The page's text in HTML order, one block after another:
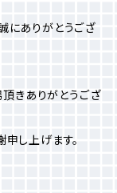
にありがとうござ
きありがとうござ
し上げます。